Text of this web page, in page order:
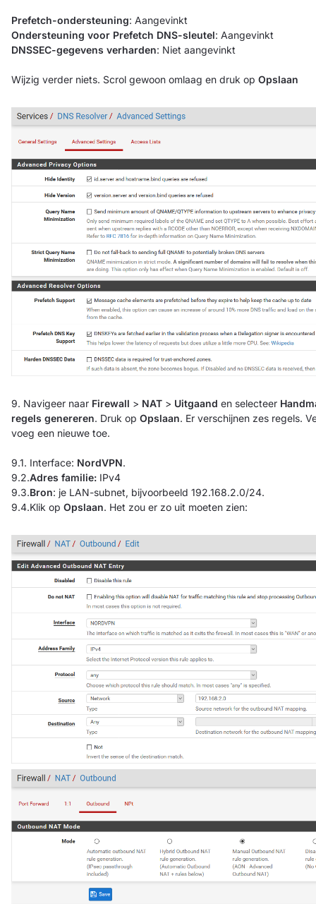
Prefetch-ondersteuning: Aangevinkt
Ondersteuning voor Prefetch DNS-sleutel: Aangevinkt
DNSSEC-gegevens verharden: Niet aangevinkt
Wijzig verder niets. Scrol gewoon omlaag en druk op Opslaan
9. Navigeer naar Firewall > NAT > Uitgaand en selecteer
regels genereren. Druk op Opslaan. Er verschijnen zes regels.
voeg een nieuwe toe.
9.1. Interface: NordVPN.
9.2.Adres familie: IPv4
9.3.Bron: je LAN-subnet, bijvoorbeeld 192.168.2.0/24.
9.4.Klik op Opslaan. Het zou er zo uit moeten zien: